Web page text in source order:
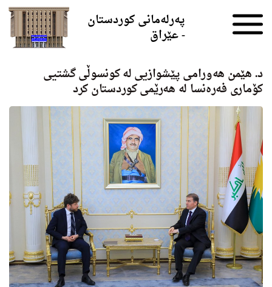
پەرلەمانی کوردستان
- عێراق
د. هێمن هه‌ورامی پێشوازیی له‌ كونسوڵی گشتیی
كۆماری فه‌ره‌نسا له‌ هه‌رێمی كوردستان كرد